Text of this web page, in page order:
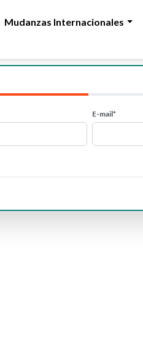
Mudanzas Internacionales
E-mail*